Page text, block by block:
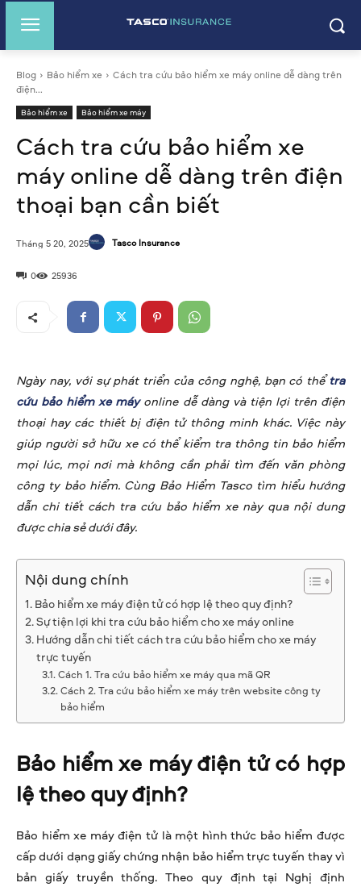
Blog Bảo hiểm xe
Cách tra cứu bảo hiểm xe máy online dễ dàng trên
điện...
Bảo hiểm xe Bảo hiểm xe máy
Cách tra cứu bảo hiểm xe
máy online dễ dàng trên điện
thoại bạn cần biết
0 25936
Tháng 5 20, 2025 Tasco Insurance
Ngày nay, với sự phát triển của công nghệ, bạn có thểtra
cứu bảo hiểm xe máyonline dễ dàng và tiện lợi trên điện
thoại hay các thiết bị điện tử thông minh khác. Việc này
giúp người sở hữu xe có thể kiểm tra thông tin bảo hiểm
mọi lúc, mọi nơi mà không cần phải tìm đến văn phòng
công ty bảo hiểm. Cùng Bảo Hiểm Tasco tìm hiểu hướng
dẫn chi tiết cách tra cứu bảo hiểm xe này qua nội dung
được chia sẻ dưới đây.
Nội dung chính
Bảo hiểm xe máy điện tử có hợp lệ theo quy định?
Sự tiện lợi khi tra cứu bảo hiểm cho xe máy online
Hướng dẫn chi tiết cách tra cứu bảo hiểm cho xe máy
trực tuyến
Cách 1. Tra cứu bảo hiểm xe máy qua mã QR
Cách 2. Tra cứu bảo hiểm xe máy trên website công ty
bảo hiểm
Bảo hiểm xe máy điện tử có hợp
lệ theo quy định?
Bảo hiểm xe máy điện tử là một hình thức bảo hiểm được
cấp dưới dạng giấy chứng nhận bảo hiểm trực tuyến thay vì
bản giấy truyền thống. Theo quy định tại Nghị định